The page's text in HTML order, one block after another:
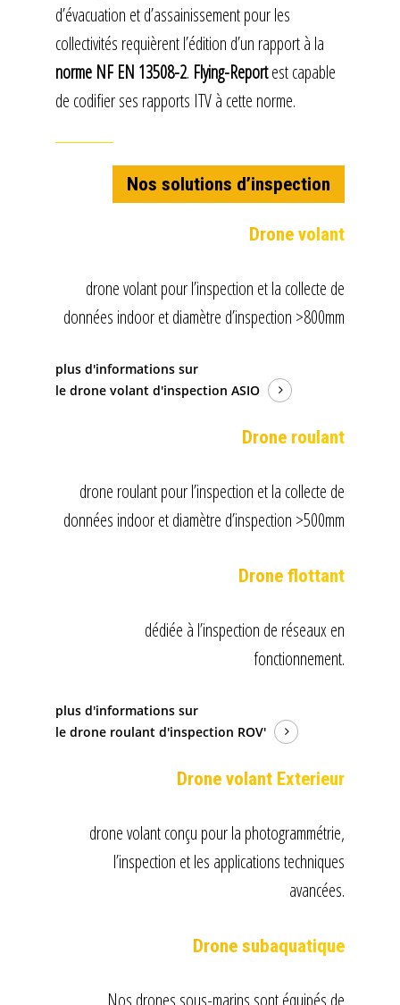
d’évacuation et d’assainissement pour les
collectivités requièrent l’édition d’un rapport à la
norme NF EN 13508-2. Flying-Reportest capable
de codifier ses rapports ITV à cette norme.
Nos solutions d’inspection
Drone volant
drone volant pour l’inspection et la collecte de
données indoor et diamètre d’inspection >800mm
plus d'informations sur
le drone volant d'inspection ASIO
Drone roulant
drone roulant pour l’inspection et la collecte de
données indoor et diamètre d’inspection >500mm
Drone flottant
dédiée à l’inspection de réseaux en
fonctionnement.
plus d'informations sur
le drone roulant d'inspection ROV'
Drone volant Exterieur
drone volant conçu pour la photogrammétrie,
l’inspection et les applications techniques
avancées.
Drone subaquatique